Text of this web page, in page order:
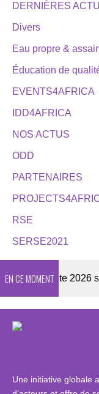
DERNIÈRES
Divers
Eau propre &
Éducation de
EVENTS4AFRICA
IDD4AFRICA
NOS ACTUS
ODD
PARTENAIRES
RSE
SERSE2021
EN CE MOMENT
Enquête 2026 sur la
Une initiative globale